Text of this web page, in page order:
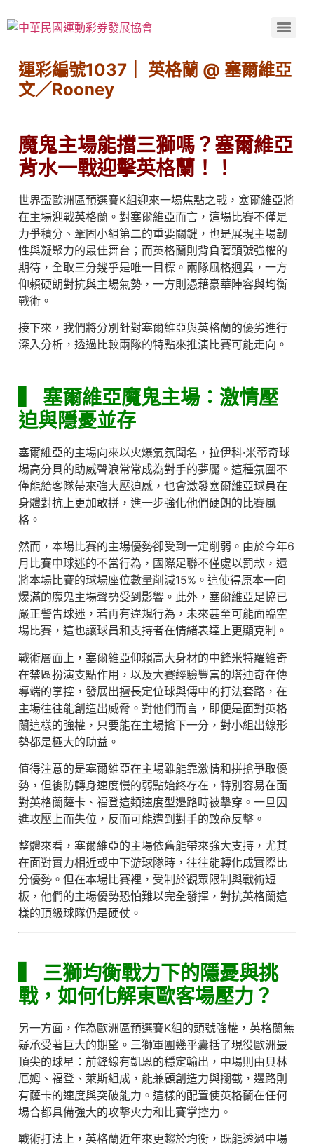
運彩編號1037｜ 英格蘭 @ 塞爾維亞
文／Rooney
魔鬼主場能擋三獅嗎？塞爾維亞
背水一戰迎擊英格蘭！！
世界盃歐洲區預選賽K組迎來一場焦點之戰，塞爾維亞將
在主場迎戰英格蘭。對塞爾維亞而言，這場比賽不僅是
力爭積分、鞏固小組第二的重要關鍵，也是展現主場韌
性與凝聚力的最佳舞台；而英格蘭則背負著頭號強權的
期待，全取三分幾乎是唯一目標。兩隊風格迥異，一方
仰賴硬朗對抗與主場氣勢，一方則憑藉豪華陣容與均衡
戰術。
接下來，我們將分別針對塞爾維亞與英格蘭的優劣進行
深入分析，透過比較兩隊的特點來推演比賽可能走向。
塞爾維亞魔鬼主場：激情壓
迫與隱憂並存
塞爾維亞的主場向來以火爆氣氛聞名，拉伊科·米蒂奇球
場高分貝的助威聲浪常常成為對手的夢魘。這種氛圍不
僅能給客隊帶來強大壓迫感，也會激發塞爾維亞球員在
身體對抗上更加敢拼，進一步強化他們硬朗的比賽風
格。
然而，本場比賽的主場優勢卻受到一定削弱。由於今年6
月比賽中球迷的不當行為，國際足聯不僅處以罰款，還
將本場比賽的球場座位數量削減15%。這使得原本一向
爆滿的魔鬼主場聲勢受到影響。此外，塞爾維亞足協已
嚴正警告球迷，若再有違規行為，未來甚至可能面臨空
場比賽，這也讓球員和支持者在情緒表達上更顯克制。
戰術層面上，塞爾維亞仰賴高大身材的中鋒米特羅維奇
在禁區扮演支點作用，以及大賽經驗豐富的塔迪奇在傳
導端的掌控，發展出擅長定位球與傳中的打法套路，在
主場往往能創造出威脅。對他們而言，即便是面對英格
蘭這樣的強權，只要能在主場搶下一分，對小組出線形
勢都是極大的助益。
值得注意的是塞爾維亞在主場雖能靠激情和拼搶爭取優
勢，但後防轉身速度慢的弱點始終存在，特別容易在面
對英格蘭薩卡、福登這類速度型邊路時被擊穿。一旦因
進攻壓上而失位，反而可能遭到對手的致命反擊。
整體來看，塞爾維亞的主場依舊能帶來強大支持，尤其
在面對實力相近或中下游球隊時，往往能轉化成實際比
分優勢。但在本場比賽裡，受制於觀眾限制與戰術短
板，他們的主場優勢恐怕難以完全發揮，對抗英格蘭這
樣的頂級球隊仍是硬仗。
三獅均衡戰力下的隱憂與挑
戰，如何化解東歐客場壓力？
另一方面，作為歐洲區預選賽K組的頭號強權，英格蘭無
疑承受著巨大的期望。三獅軍團幾乎囊括了現役歐洲最
頂尖的球星：前鋒線有凱恩的穩定輸出，中場則由貝林
厄姆、福登、萊斯組成，能兼顧創造力與攔截，邊路則
有薩卡的速度與突破能力。這樣的配置使英格蘭在任何
場合都具備強大的攻擊火力和比賽掌控力。
戰術打法上，英格蘭近年來更趨於均衡，既能透過中場